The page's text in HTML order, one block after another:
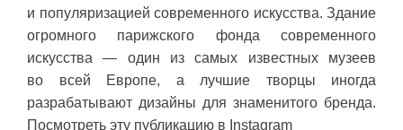
и популяризацией современного искусства. Здание
огромного парижского фонда современного
искусства — один из самых известных музеев
во всей Европе, а лучшие творцы иногда
разрабатывают дизайны для знаменитого бренда.
Посмотреть эту публикацию в Instagram